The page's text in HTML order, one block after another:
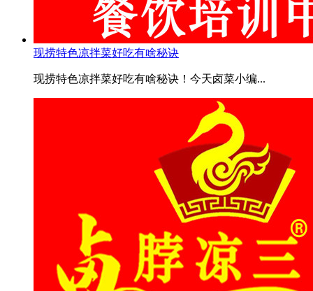
现捞特色凉拌菜好吃有啥秘诀
现捞特色凉拌菜好吃有啥秘诀！今天卤菜小编...